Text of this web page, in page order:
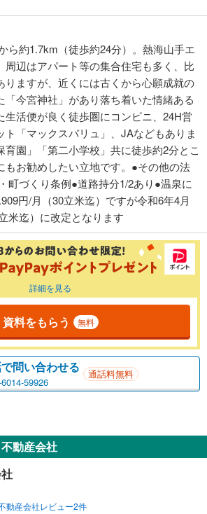
ら約1.7km（徒歩約24分）。熱海山手エ
周辺はアパート等の集合住宅も多く、比
りますが、近くには古くから心願成就の
「今宮神社」があり落ち着いた情緒ある
生活便が良く徒歩圏にコンビニ、24H営
ト「マックスバリュ」、JAなどもありま
園」「第二小学校」共に徒歩約2分とこ
もお勧めしたい立地です。●その他の法
町づくり条例●道路持分1/2あり●温泉に
円/月（30立米迄）ですが令和6年4月
米迄）に改定となります
詳細を見る
資料をもらう 無料
問い合わせる
59926
通話料無料
動産会社
動産会社レビュー2件